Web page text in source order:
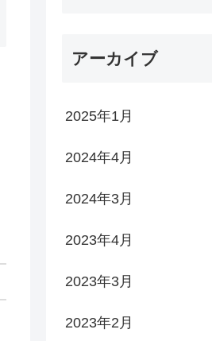
アーカイブ
2025年1月
2024年4月
2024年3月
2023年4月
2023年3月
2023年2月